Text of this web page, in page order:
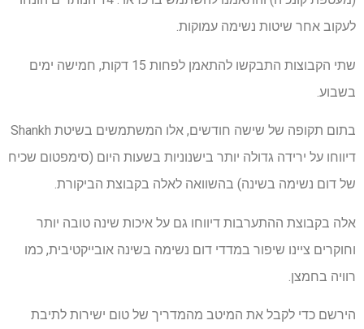
לעקוב אחר שיטות נשימה עמוקות.
שתי הקבוצות התבקשו להתאמן לפחות 15 דקות, חמישה ימים
בשבוע.
בתום תקופה של שישה חודשים, אלו המשתמשים בשיטת Shankh
דיווחו על ירידה גדולה יותר בישנוניות בשעות היום (סימפטום שכיח
של דום נשימה בשינה) בהשוואה לאלה בקבוצת הביקורת.
אלה בקבוצת ההתערבות דיווחו גם על איכות שינה טובה יותר
וחוקרים ציינו שיפור במדדי דום נשימה בשינה אובייקטיבית, כמו
רוויה בחמצן.
הירשם כדי לקבל את המיטב מהמדריך של טום ישירות לתיבת